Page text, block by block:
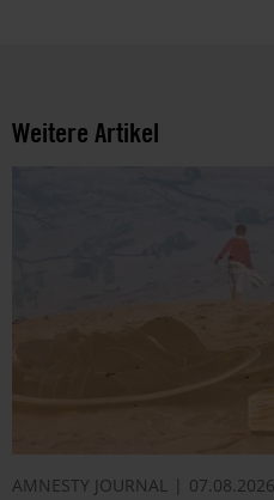
Weitere Artikel
AMNESTY JOURNAL 07.08.2026